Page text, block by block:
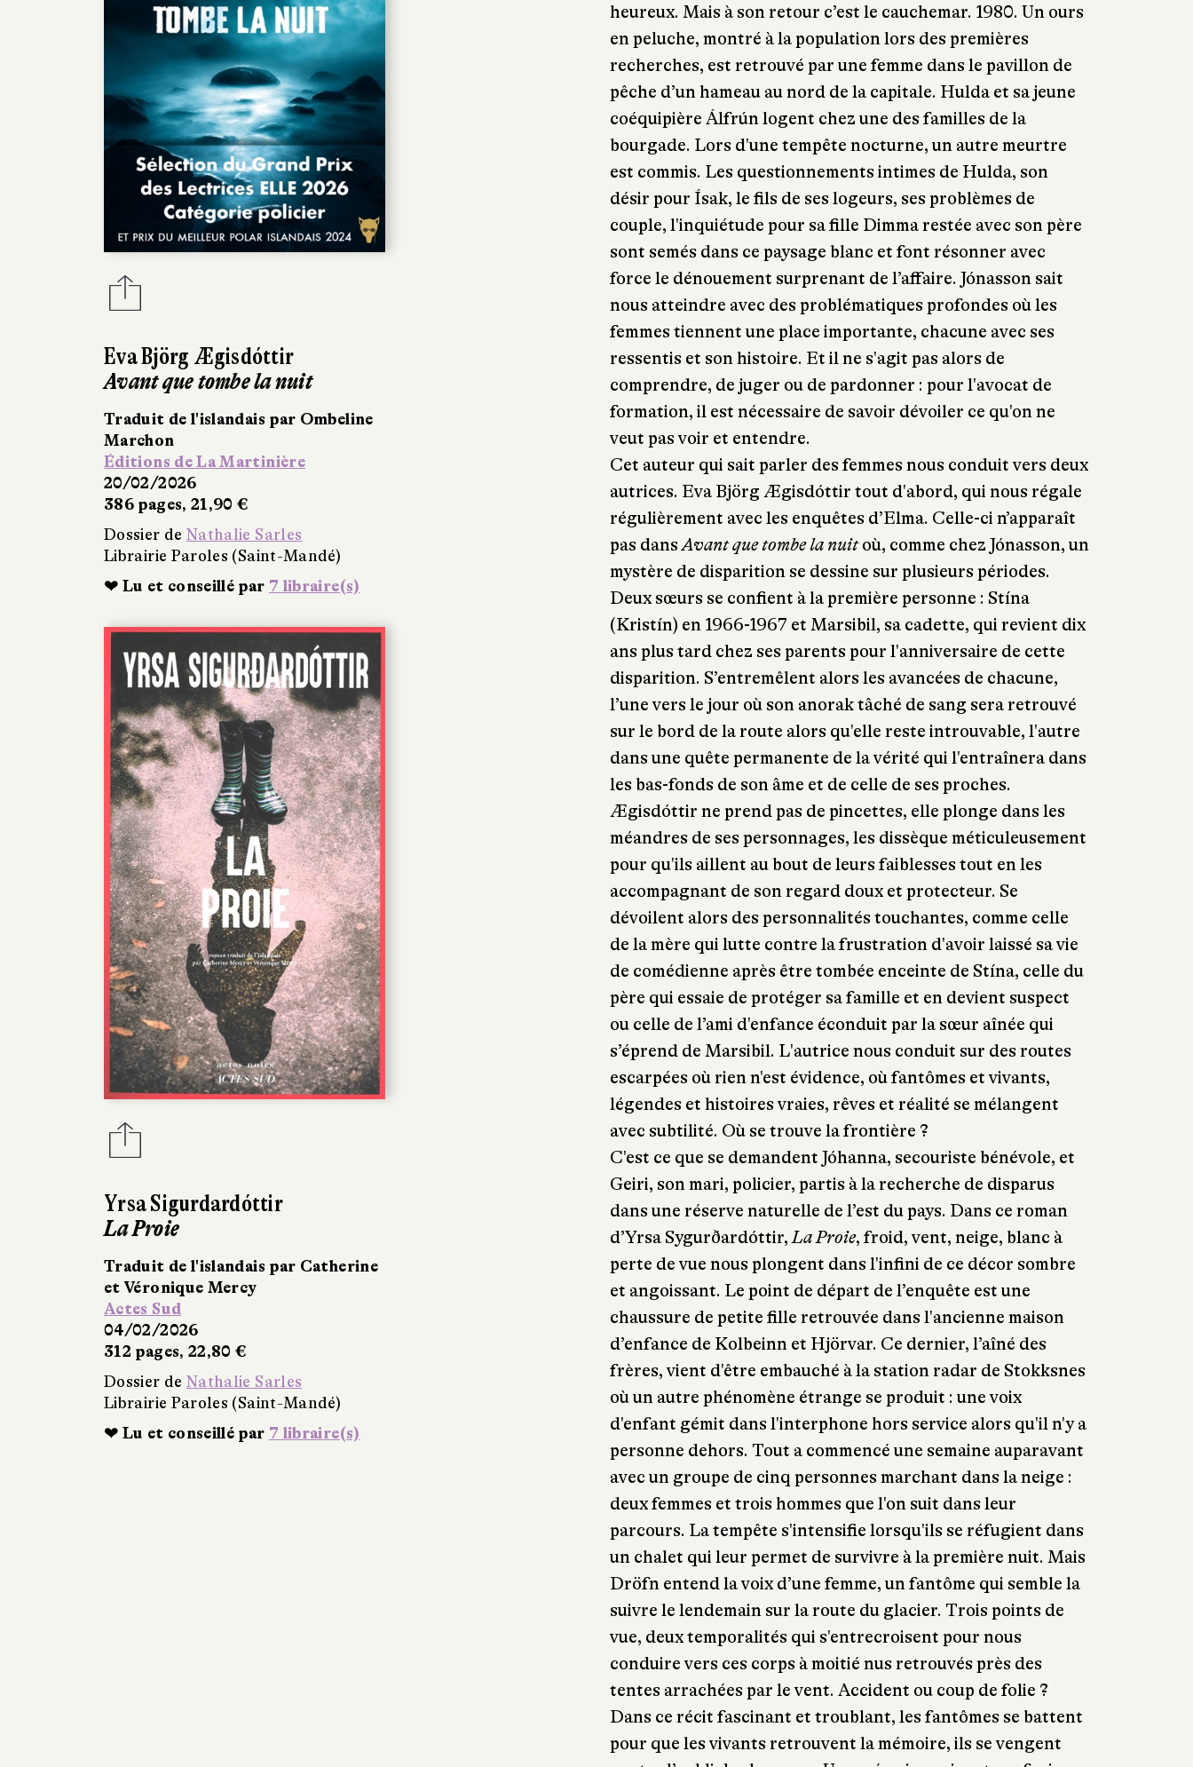
Eva Björg Ægisdóttir
Avant que tombe la nuit
Traduit de l'islandais par Ombeline
Marchon
Éditions de La Martinière
20/02/2026
386 pages, 21,90 €
Dossier de Nathalie Sarles
Librairie Paroles (Saint-Mandé)
❤ Lu et conseillé par 7 libraire(s)
Yrsa Sigurdardóttir
La Proie
Traduit de l'islandais par Catherine
et Véronique Mercy
Actes Sud
04/02/2026
312 pages, 22,80 €
Dossier de Nathalie Sarles
Librairie Paroles (Saint-Mandé)
❤ Lu et conseillé par 7 libraire(s)
heureux. Mais à son retour c’est le cauchemar. 1980. Un ours
en peluche, montré à la population lors des premières
recherches, est retrouvé par une femme dans le pavillon de
pêche d’un hameau au nord de la capitale. Hulda et sa jeune
coéquipière Álfrún logent chez une des familles de la
bourgade. Lors d'une tempête nocturne, un autre meurtre
est commis. Les questionnements intimes de Hulda, son
désir pour Ísak, le fils de ses logeurs, ses problèmes de
couple, l'inquiétude pour sa fille Dimma restée avec son père
sont semés dans ce paysage blanc et font résonner avec
force le dénouement surprenant de l’affaire. Jónasson sait
nous atteindre avec des problématiques profondes où les
femmes tiennent une place importante, chacune avec ses
ressentis et son histoire. Et il ne s'agit pas alors de
comprendre, de juger ou de pardonner : pour l'avocat de
formation, il est nécessaire de savoir dévoiler ce qu'on ne
veut pas voir et entendre.
Cet auteur qui sait parler des femmes nous conduit vers deux
autrices. Eva Björg Ægisdóttir tout d'abord, qui nous régale
régulièrement avec les enquêtes d’Elma. Celle-ci n’apparaît
pas dansAvant que tombe la nuitoù, comme chez Jónasson, un
mystère de disparition se dessine sur plusieurs périodes.
Deux sœurs se confient à la première personne : Stína
(Kristín) en 1966-1967 et Marsibil, sa cadette, qui revient dix
ans plus tard chez ses parents pour l'anniversaire de cette
disparition. S’entremêlent alors les avancées de chacune,
l’une vers le jour où son anorak tâché de sang sera retrouvé
sur le bord de la route alors qu'elle reste introuvable, l'autre
dans une quête permanente de la vérité qui l'entraînera dans
les bas-fonds de son âme et de celle de ses proches.
Ægisdóttir ne prend pas de pincettes, elle plonge dans les
méandres de ses personnages, les dissèque méticuleusement
pour qu'ils aillent au bout de leurs faiblesses tout en les
accompagnant de son regard doux et protecteur. Se
dévoilent alors des personnalités touchantes, comme celle
de la mère qui lutte contre la frustration d'avoir laissé sa vie
de comédienne après être tombée enceinte de Stína, celle du
père qui essaie de protéger sa famille et en devient suspect
ou celle de l’ami d'enfance éconduit par la sœur aînée qui
s’éprend de Marsibil. L'autrice nous conduit sur des routes
escarpées où rien n'est évidence, où fantômes et vivants,
légendes et histoires vraies, rêves et réalité se mélangent
avec subtilité. Où se trouve la frontière ?
C'est ce que se demandent Jóhanna, secouriste bénévole, et
Geiri, son mari, policier, partis à la recherche de disparus
dans une réserve naturelle de l’est du pays. Dans ce roman
d’Yrsa Sygurðardóttir,La Proie, froid, vent, neige, blanc à
perte de vue nous plongent dans l'infini de ce décor sombre
et angoissant. Le point de départ de l’enquête est une
chaussure de petite fille retrouvée dans l'ancienne maison
d’enfance de Kolbeinn et Hjörvar. Ce dernier, l’aîné des
frères, vient d'être embauché à la station radar de Stokksnes
où un autre phénomène étrange se produit : une voix
d'enfant gémit dans l'interphone hors service alors qu'il n'y a
personne dehors. Tout a commencé une semaine auparavant
avec un groupe de cinq personnes marchant dans la neige :
deux femmes et trois hommes que l'on suit dans leur
parcours. La tempête s'intensifie lorsqu'ils se réfugient dans
un chalet qui leur permet de survivre à la première nuit. Mais
Dröfn entend la voix d’une femme, un fantôme qui semble la
suivre le lendemain sur la route du glacier. Trois points de
vue, deux temporalités qui s'entrecroisent pour nous
conduire vers ces corps à moitié nus retrouvés près des
tentes arrachées par le vent. Accident ou coup de folie ?
Dans ce récit fascinant et troublant, les fantômes se battent
pour que les vivants retrouvent la mémoire, ils se vengent